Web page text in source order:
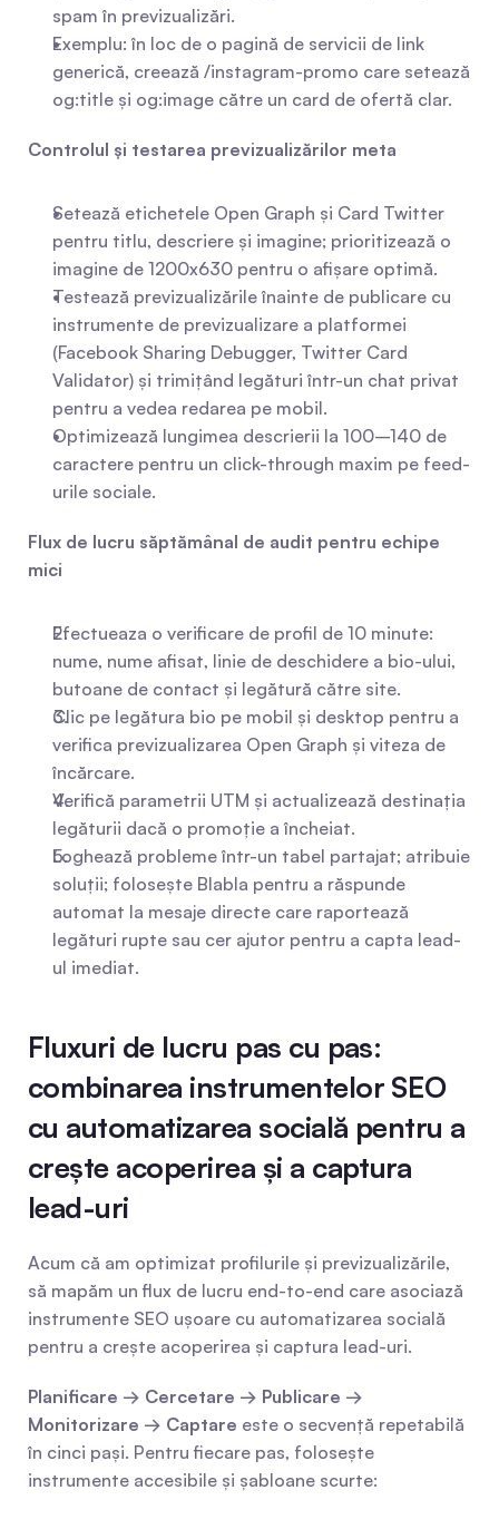
spam în previzualizări.
Exemplu: în loc de o pagină de servicii de link
generică, creează /instagram-promo care setează
og:title și og:image către un card de ofertă clar.
Controlul și testarea previzualizărilor meta
Setează etichetele Open Graph și Card Twitter
pentru titlu, descriere și imagine; prioritizează o
imagine de 1200x630 pentru o afișare optimă.
Testează previzualizările înainte de publicare cu
instrumente de previzualizare a platformei
(Facebook Sharing Debugger, Twitter Card
Validator) și trimițând legături într-un chat privat
pentru a vedea redarea pe mobil.
Optimizează lungimea descrierii la 100–140 de
caractere pentru un click-through maxim pe feed-
urile sociale.
Flux de lucru săptămânal de audit pentru echipe
mici
Efectueaza o verificare de profil de 10 minute:
nume, nume afisat, linie de deschidere a bio-ului,
butoane de contact și legătură către site.
Clic pe legătura bio pe mobil și desktop pentru a
verifica previzualizarea Open Graph și viteza de
încărcare.
Verifică parametrii UTM și actualizează destinația
legăturii dacă o promoție a încheiat.
Loghează probleme într-un tabel partajat; atribuie
soluții; folosește Blabla pentru a răspunde
automat la mesaje directe care raportează
legături rupte sau cer ajutor pentru a capta lead-
ul imediat.
Fluxuri de lucru pas cu pas:
combinarea instrumentelor SEO
cu automatizarea socială pentru a
crește acoperirea și a captura
lead-uri
Acum că am optimizat profilurile și previzualizările,
să mapăm un flux de lucru end-to-end care asociază
instrumente SEO ușoare cu automatizarea socială
pentru a crește acoperirea și captura lead-uri.
Planificare → Cercetare → Publicare →
Monitorizare → Captare este o secvență repetabilă
în cinci pași. Pentru fiecare pas, folosește
instrumente accesibile și șabloane scurte: